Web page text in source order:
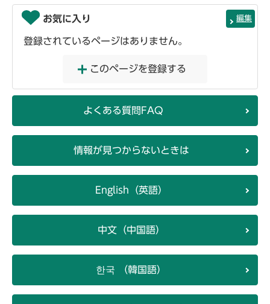
お気に入り 編集
登録されているページはありません。
このページを登録する
よくある質問FAQ
情報が見つからないときは
English（英語）
中文（中国語）
한국 （韓国語）